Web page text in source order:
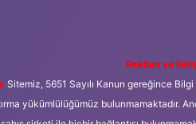
Reklam ve
Sitemiz, 5651 Sayılı Kanun gereğince
yükümlülüğümüz bulunmamaktadır.